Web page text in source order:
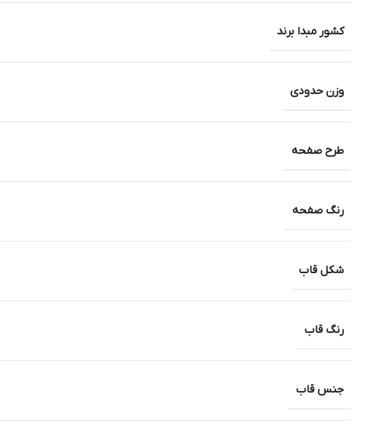
کشور مبدا برند
وزن حدودی
طرح صفحه
رنگ صفحه
شکل قاب
رنگ قاب
جنس قاب